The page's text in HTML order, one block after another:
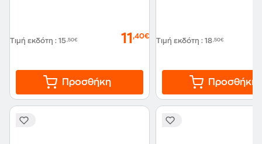
Τιμή εκδότη : 15,50€ 11 ,40€
Προσθήκη
Τιμή εκδότη : 18,50€
Προσθήκη